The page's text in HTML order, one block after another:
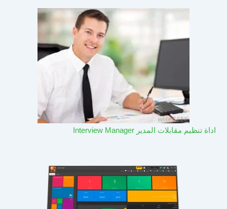
اداة تنظيم مقابلات المدير Interview Manager